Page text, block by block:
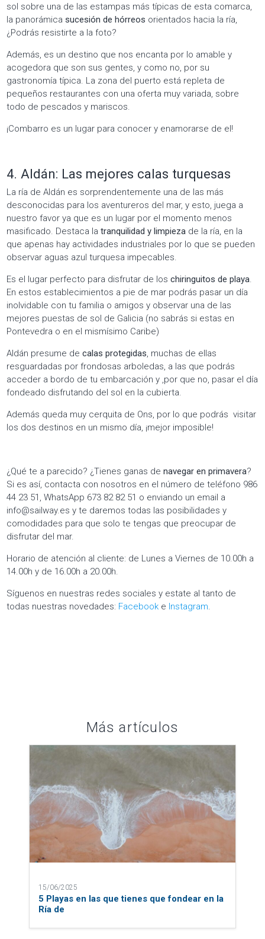
sol sobre una de las estampas más típicas de esta comarca,
la panorámicasucesión de hórreos orientados hacia la ría,
¿Podrás resistirte a la foto?
Además, es un destino que nos encanta por lo amable y
acogedora que son sus gentes, y como no, por su
gastronomía típica. La zona del puerto está repleta de
pequeños restaurantes con una oferta muy variada, sobre
todo de pescados y mariscos.
¡Combarro es un lugar para conocer y enamorarse de el!
4. Aldán: Las mejores calas turquesas
La ría de Aldán es sorprendentemente una de las más
desconocidas para los aventureros del mar, y esto, juega a
nuestro favor ya que es un lugar por el momento menos
masificado. Destaca latranquilidad y limpieza de la ría, en la
que apenas hay actividades industriales por lo que se pueden
observar aguas azul turquesa impecables.
Es el lugar perfecto para disfrutar de loschiringuitos de playa.
En estos establecimientos a pie de mar podrás pasar un día
inolvidable con tu familia o amigos y observar una de las
mejores puestas de sol de Galicia (no sabrás si estas en
Pontevedra o en el mismísimo Caribe)
Aldán presume decalas protegidas, muchas de ellas
resguardadas por frondosas arboledas, a las que podrás
acceder a bordo de tu embarcación y ,por que no, pasar el día
fondeado disfrutando del sol en la cubierta.
Además queda muy cerquita de Ons, por lo que podrás visitar
los dos destinos en un mismo día, ¡mejor imposible!
¿Qué te a parecido? ¿Tienes ganas denavegar en primavera?
Si es así, contacta con nosotros en el número de teléfono 986
44 23 51, WhatsApp 673 82 82 51 o enviando un email a
info@sailway.es y te daremos todas las posibilidades y
comodidades para que solo te tengas que preocupar de
disfrutar del mar.
Horario de atención al cliente: de Lunes a Viernes de 10.00h a
14.00h y de 16.00h a 20.00h.
Síguenos en nuestras redes sociales y estate al tanto de
todas nuestras novedades: Facebook e Instagram.
Más artículos
15/06/2025
5 Playas en las que tienes que fondear en la
Ría de